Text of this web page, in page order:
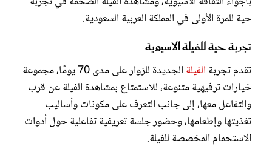
حية للمرة الأولى في المملكة العربية السعودية.
تجربة حية للفيلة الآسيوية
تقدم تجربة الفيلة
الجديدة للزوار على مدى 70 يومًا، مجموعة
خيارات ترفيهية متنوعة، للاستمتاع بمشاهدة الفيلة عن قرب
والتفاعل معها، إلى جانب التعرف على مكونات وأساليب
تغذيتها وإطعامها، وحضور جلسة تعريفية تفاعلية حول أدوات
الاستحمام المخصصة للفيلة.
غلاف رقمي